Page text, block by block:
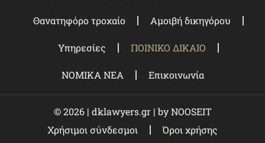
Θανατηφόρο τροχαίο Αμοιβή δικηγόρου
Υπηρεσίες ΠΟΙΝΙΚΟ ΔΙΚΑΙΟ
ΝΟΜΙΚΑ ΝΕΑ Επικοινωνία
© 2026 | dklawyers.gr | byNOOSEIT
Χρήσιμοι σύνδεσμοι
Όροι χρήσης